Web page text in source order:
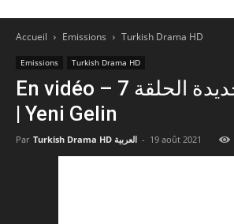
Accueil Emissions Turkish Drama HD
Emissions Turkish Drama HD
En vidéo – العروس الجديدة الحلقة 7
| Yeni Gelin
Par Turkish Drama HD العربية - 19 août 2021